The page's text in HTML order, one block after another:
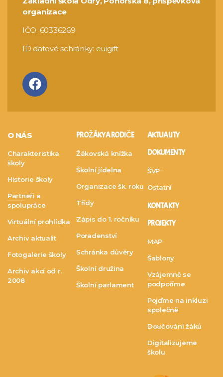
organizace
IČO: 60336269
ID datové schránky: euigift
O NÁS
Charakteristika
školy
Historie školy
Partneři a
spolupráce
Virtuální prohlídka
Archiv aktualit
Fotogalerie školy
Archiv akcí od r.
2008
PRO ŽÁKY A RODIČE
Žákovská knížka
Školní jídelna
Organizace šk. roku
Třídy
Zápis do 1. ročníku
Poradenství
Schránka důvěry
Školní družina
Školní parlament
AKTUALITY
DOKUMENTY
ŠVP
Ostatní
KONTAKTY
PROJEKTY
MAP
Šablony
Vzájemně se
podpoříme
Pojďme na inkluzi
společně
Doučování žáků
Digitalizujeme
školu